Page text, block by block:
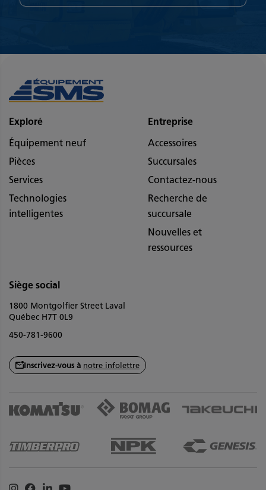
Exploré
Équipement neuf
Pièces
Services
Technologies
intelligentes
Entreprise
Accessoires
Succursales
Contactez-nous
Recherche de
succursale
Nouvelles et
ressources
Siège social
1800 Montgolfier Street Laval
Québec H7T 0L9
450-781-9600
Inscrivez-vous à notre infolettre